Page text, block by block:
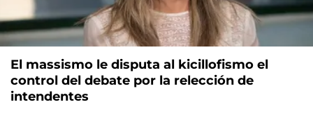
El massismo le disputa al kicillofismo el
control del debate por la relección de
intendentes